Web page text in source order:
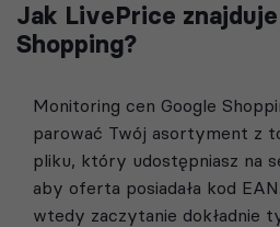
Jak LivePrice
Shopping?
Monitoring cen Google
parować Twój asortyment z
pliku, który udostępniasz na
aby oferta posiadała kod
wtedy zaczytanie dokładnie